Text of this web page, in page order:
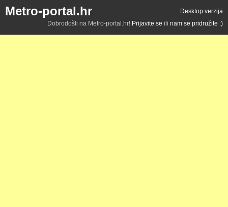
Metro-portal.hr
Desktop verzija
Dobrodošli na Metro-portal.hr! Prijavite se ili nam se pridružite :)